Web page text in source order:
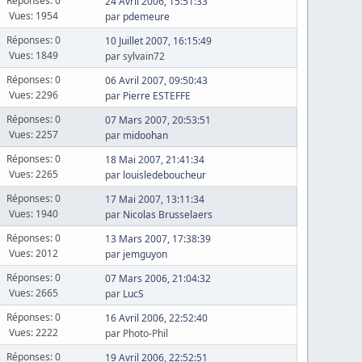
Vues: 1954
par pdemeure
Réponses: 0
Vues: 1849
10 Juillet 2007, 16:15:49
par sylvain72
Réponses: 0
Vues: 2296
06 Avril 2007, 09:50:43
par Pierre ESTEFFE
Réponses: 0
Vues: 2257
07 Mars 2007, 20:53:51
par midoohan
Réponses: 0
Vues: 2265
18 Mai 2007, 21:41:34
par louisledeboucheur
Réponses: 0
Vues: 1940
17 Mai 2007, 13:11:34
par Nicolas Brusselaers
Réponses: 0
Vues: 2012
13 Mars 2007, 17:38:39
par jemguyon
Réponses: 0
Vues: 2665
07 Mars 2006, 21:04:32
par LucS
Réponses: 0
Vues: 2222
16 Avril 2006, 22:52:40
par Photo-Phil
Réponses: 0
19 Avril 2006, 22:52:51